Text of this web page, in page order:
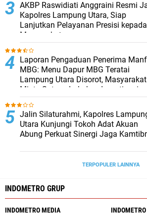
AKBP Raswidiati Anggraini Resmi
Kapolres Lampung Utara, Siap
Lanjutkan Pelayanan Presisi kepada
Masyarakat
Laporan Pengaduan Penerima
MBG: Menu Dapur MBG Teratai
Lampung Utara Disorot, Masyarakat
Minta Satgas Lakukan Investigasi
Jalin Silaturahmi, Kapolres
Utara Kunjungi Tokoh Adat Akuan
Abung Perkuat Sinergi Jaga
TERPOPULER LAINNYA
INDOMETRO GRUP
INDOMETRO MEDIA